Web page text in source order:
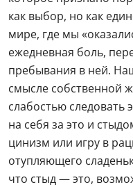
как выбор, но как
мире, где мы
ежедневная боль,
пребывания в ней.
смысле собственной
слабостью следовать
на себя за это и
цинизм или игру в
отупляющего
что стыд — это,